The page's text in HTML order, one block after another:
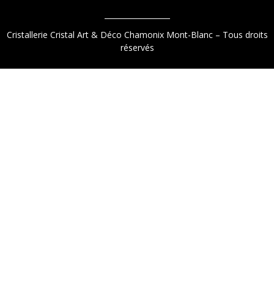
Cristallerie Cristal Art & Déco Chamonix Mont-Blanc – Tous droits
réservés